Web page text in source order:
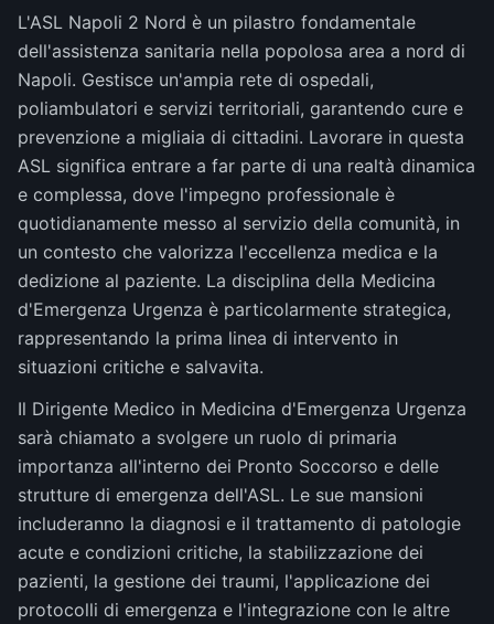
L'ASL Napoli 2 Nord è un pilastro fondamentale
dell'assistenza sanitaria nella popolosa area a nord di
Napoli. Gestisce un'ampia rete di ospedali,
poliambulatori e servizi territoriali, garantendo cure e
prevenzione a migliaia di cittadini. Lavorare in questa
ASL significa entrare a far parte di una realtà dinamica
e complessa, dove l'impegno professionale è
quotidianamente messo al servizio della comunità, in
un contesto che valorizza l'eccellenza medica e la
dedizione al paziente. La disciplina della Medicina
d'Emergenza Urgenza è particolarmente strategica,
rappresentando la prima linea di intervento in
situazioni critiche e salvavita.
Il Dirigente Medico in Medicina d'Emergenza Urgenza
sarà chiamato a svolgere un ruolo di primaria
importanza all'interno dei Pronto Soccorso e delle
strutture di emergenza dell'ASL. Le sue mansioni
includeranno la diagnosi e il trattamento di patologie
acute e condizioni critiche, la stabilizzazione dei
pazienti, la gestione dei traumi, l'applicazione dei
protocolli di emergenza e l'integrazione con le altre